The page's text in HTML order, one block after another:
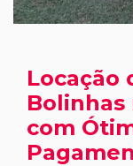
Locação
Bolinhas
com